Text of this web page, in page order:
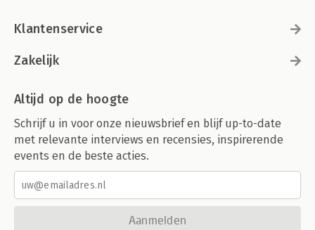
Klantenservice
Zakelijk
Altijd op de hoogte
Schrijf u in voor onze nieuwsbrief en blijf up-to-date
met relevante interviews en recensies, inspirerende
events en de beste acties.
Aanmelden